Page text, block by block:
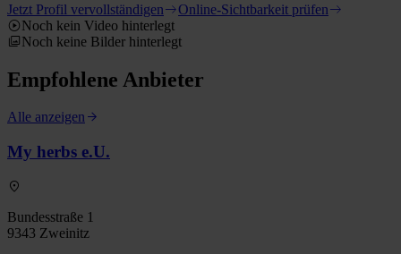
Jetzt Profil vervollständigen
Online-Sichtbarkeit prüfen
Noch kein Video hinterlegt
Noch keine Bilder hinterlegt
Empfohlene Anbieter
Alle anzeigen
My herbs e.U.
Bundesstraße 1
9343 Zweinitz